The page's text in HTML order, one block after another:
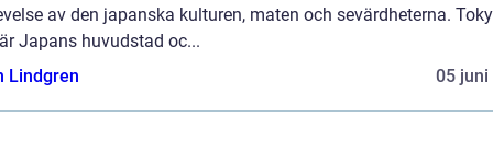
av den japanska kulturen, maten och sevärdheterna.
Japans huvudstad oc...
Lindgren
05 juni